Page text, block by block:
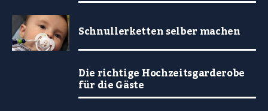
Schnullerketten selber machen
Die richtige Hochzeitsgarderobe
für die Gäste